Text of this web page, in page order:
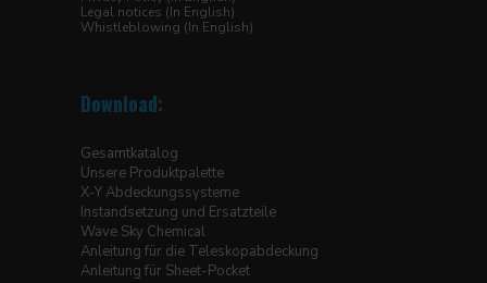
Legal notices (In English)
Whistleblowing (In English)
Download:
Gesamtkatalog
Unsere Produktpalette
X-Y Abdeckungssysteme
Instandsetzung und Ersatzteile
Wave Sky Chemical
Anleitung für die Teleskopabdeckung
Anleitung für Sheet-Pocket